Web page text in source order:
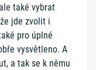
také vybrat
jde zvolit i
pro úplné
vysvětleno. A
a tak se k němu